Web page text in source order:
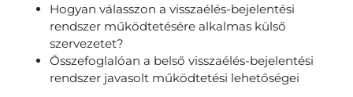
Hogyan válasszon a visszaélés-bejelentési
rendszer működtetésére alkalmas külső
szervezetet?
Összefoglalóan a belső visszaélés-bejelentési
rendszer javasolt működtetési lehetőségei